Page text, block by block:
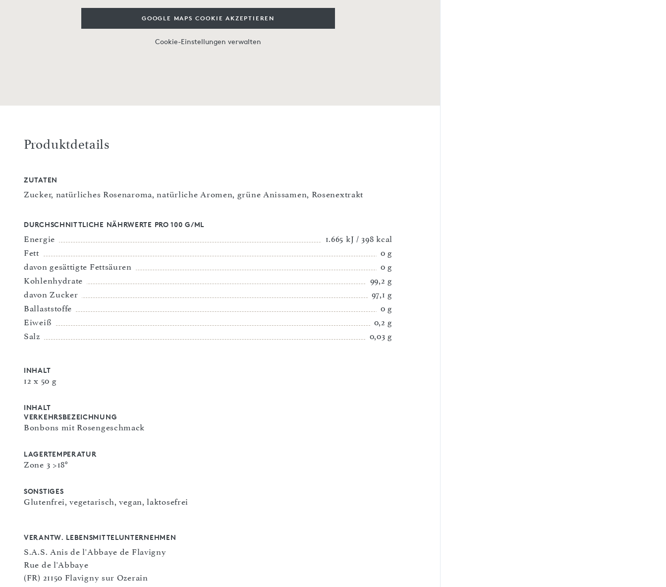
GOOGLE MAPS COOKIE AKZEPTIEREN
Cookie-Einstellungen verwalten
Produktdetails
ZUTATEN
Zucker, natürliches Rosenaroma, natürliche Aromen, grüne Anissamen, Rosenextrakt
DURCHSCHNITTLICHE NÄHRWERTE PRO 100 G/ML
Energie
1.665 kJ / 398 kcal
Fett
0 g
davon gesättigte Fettsäuren
0 g
Kohlenhydrate
99,2 g
davon Zucker
97,1 g
Ballaststoffe
0 g
Eiweiß
0,2 g
Salz
0,03 g
INHALT
12 x 50 g
INHALT
VERKEHRSBEZEICHNUNG
Bonbons mit Rosengeschmack
LAGERTEMPERATUR
Zone 3 >18°
SONSTIGES
Glutenfrei, vegetarisch, vegan, laktosefrei
VERANTW. LEBENSMITTELUNTERNEHMEN
S.A.S. Anis de l'Abbaye de Flavigny
Rue de l'Abbaye
(FR) 21150 Flavigny sur Ozerain